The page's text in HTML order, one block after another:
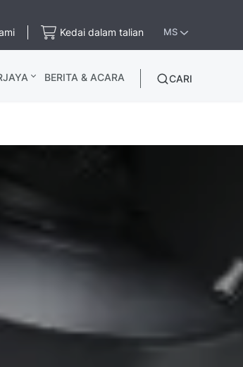
Kedai dalam talian MS
BERITA & ACARA CARI